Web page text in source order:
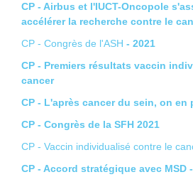
CP - Airbus et l'IUCT-Oncopole
accélérer la recherche contre le
CP - Congrès de l'ASH - 2021
CP - Premiers résultats vaccin
cancer
CP - L'après cancer du sein, on en
CP - Congrès de la SFH 2021
CP - Vaccin individualisé contre le
CP - Accord stratégique avec MSD